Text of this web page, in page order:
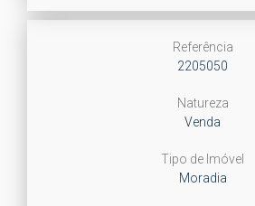
Referência
2205050
Natureza
Venda
Tipo de Imóvel
Moradia